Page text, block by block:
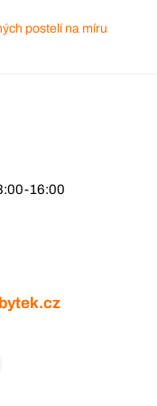
postelí na míru
16:00